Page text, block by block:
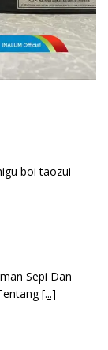
boi taozui
Sepi Dan
[...]